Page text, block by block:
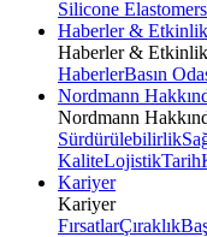
Silicone Elastomers
Haberler &
Haberler &
HaberlerBasın
Nordmann
Nordmann
Sürdürülebilirlik
KaliteLojistikTarih
Kariyer
Kariyer
FırsatlarÇıraklık